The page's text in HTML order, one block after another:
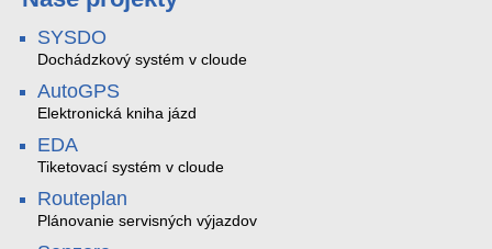
SYSDO
Dochádzkový systém v cloude
AutoGPS
Elektronická kniha jázd
EDA
Tiketovací systém v cloude
Routeplan
Plánovanie servisných výjazdov